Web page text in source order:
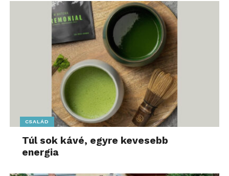
CSALÁD
Túl sok kávé, egyre kevesebb
energia